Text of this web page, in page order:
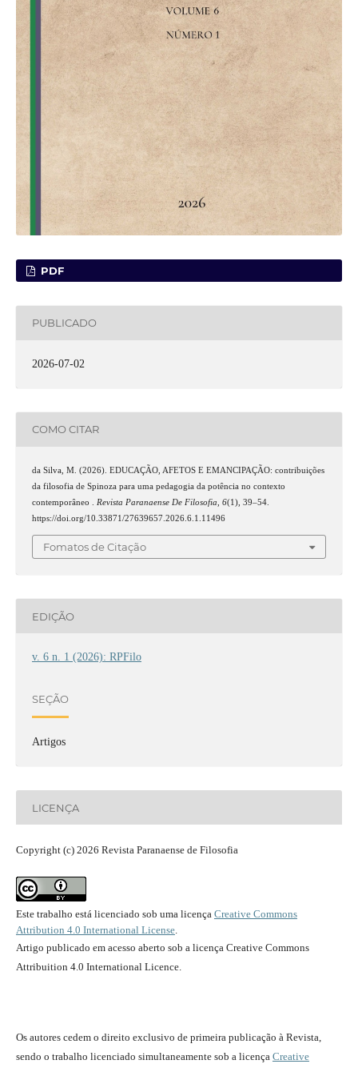
PDF
PUBLICADO
2026-07-02
COMO CITAR
da Silva, M. (2026). EDUCAÇÃO, AFETOS E EMANCIPAÇÃO: contribuições
da filosofia de Spinoza para uma pedagogia da potência no contexto
contemporâneo . Revista Paranaense De Filosofia 6(1), 39–54.
https://doi.org/10.33871/27639657.2026.6.1.11496
Fomatos de Citação
EDIÇÃO
v. 6 n. 1 (2026): RPFilo
SEÇÃO
Artigos
LICENÇA
Copyright (c) 2026 Revista Paranaense de Filosofia
Este trabalho está licenciado sob uma licença Creative Commons
Attribution 4.0 International License.
Artigo publicado em acesso aberto sob a licença Creative Commons
Attribuition 4.0 International Licence.
Os autores cedem o direito exclusivo de primeira publicação à Revista,
sendo o trabalho licenciado simultaneamente sob a licença Creative